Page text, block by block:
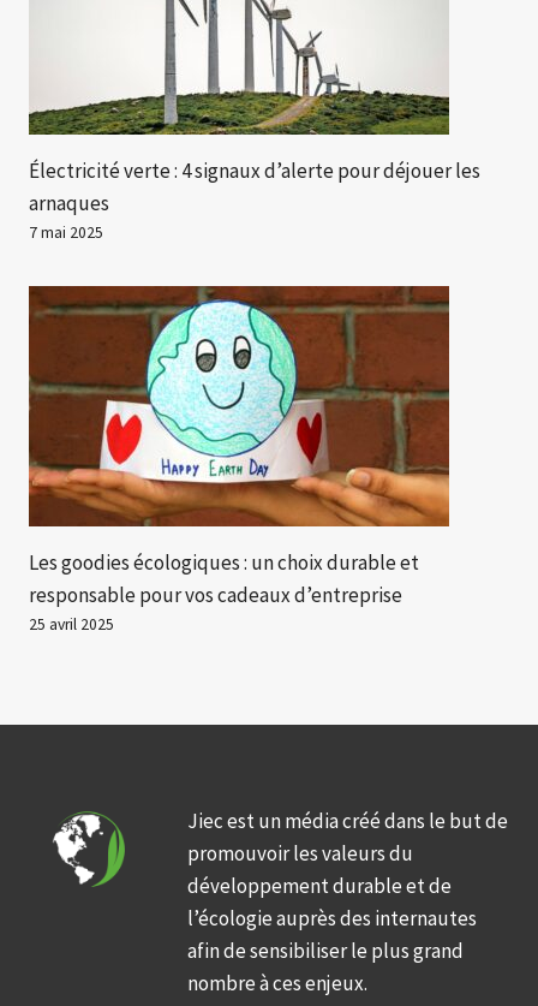
Électricité verte : 4 signaux d’alerte pour déjouer les
arnaques
7 mai 2025
Les goodies écologiques : un choix durable et
responsable pour vos cadeaux d’entreprise
25 avril 2025
Jiec est un média créé dans le but de
promouvoir les valeurs du
développement durable et de
l’écologie auprès des internautes
afin de sensibiliser le plus grand
nombre à ces enjeux.